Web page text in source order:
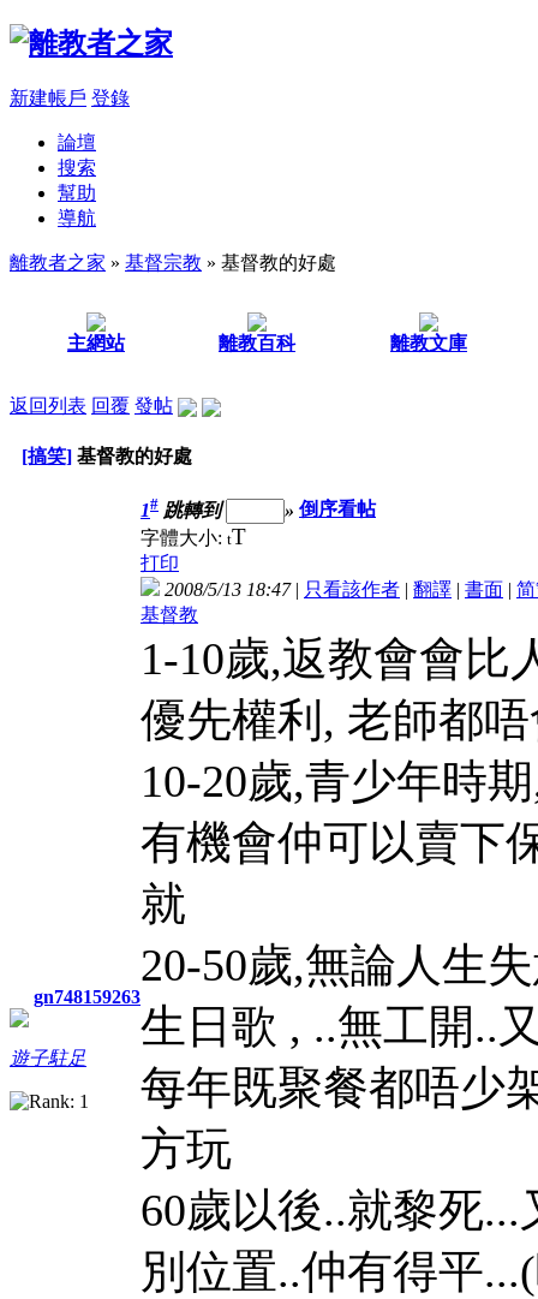
新建帳戶 登錄
論壇
搜索
幫助
導航
離教者之家 » 基督宗教 » 基督教的好處
主網站 離教百科 離教文庫
返回列表 回覆 發帖
[搞笑] 基督教的好處
gn748159263
遊子駐足
1# 跳轉到 » 倒序看帖
字體大小: tT
打印
2008/5/13 18:47| 只看該作者 | 翻譯 | 書面 | 简
基督教
1-10歲,返教會會比
優先權利, 老師都
10-20歲,青少年時
有機會仲可以賣下
就
20-50歲,無論人生
生日歌 , ..無工開..
每年既聚餐都唔少
方玩
60歲以後..就黎死
別位置..仲有得平